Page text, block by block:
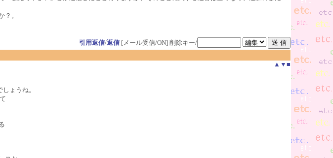
。
引用返信/返信 [メール受信/ON] 削除キー/
▲ ▼ ■
ょうね。